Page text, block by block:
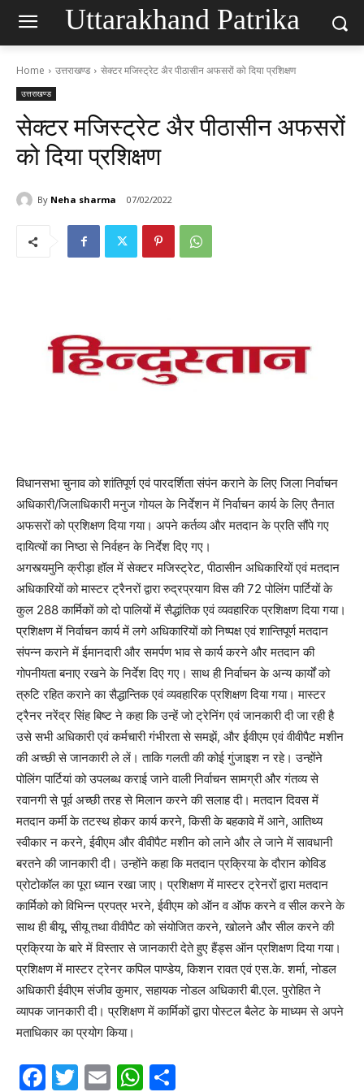
Uttarakhand Patrika
Home उत्तराखण्ड सेक्टर मजिस्ट्रेट अैर पीठासीन अफसरों को दिया प्रशिक्षण
उत्तराखण्ड
सेक्टर मजिस्ट्रेट अैर पीठासीन अफसरों
को दिया प्रशिक्षण
By Neha sharma 07/02/2022
विधानसभा चुनाव को शांतिपूर्ण एवं पारदर्शिता संपंन कराने के लिए जिला निर्वाचन
अधिकारी/जिलाधिकारी मनुज गोयल के निर्देशन में निर्वाचन कार्य के लिए तैनात
अफसरों को प्रशिक्षण दिया गया। अपने कर्तव्य और मतदान के प्रति सौंपे गए
दायित्यों का निष्ठा से निर्वहन के निर्देश दिए गए।
अगस्त्यमुनि क्रीड़ा हॉल में सेक्टर मजिस्ट्रेट, पीठासीन अधिकारियों एवं मतदान
अधिकारियों को मास्टर ट्रैनरों द्वारा रुद्रप्रयाग विस की 72 पोलिंग पार्टियों के
कुल 288 कार्मिकों को दो पालियों में सैद्धांतिक एवं व्यवहारिक प्रशिक्षण दिया गया।
प्रशिक्षण में निर्वाचन कार्य में लगे अधिकारियों को निष्पक्ष एवं शान्तिपूर्ण मतदान
संपन्न कराने में ईमानदारी और समर्पण भाव से कार्य करने और मतदान की
गोपनीयता बनाए रखने के निर्देश दिए गए। साथ ही निर्वाचन के अन्य कार्यों को
त्रुटि रहित कराने का सैद्धान्तिक एवं व्यवहारिक प्रशिक्षण दिया गया। मास्टर
ट्रैनर नरेंद्र सिंह बिष्ट ने कहा कि उन्हें जो ट्रेनिंग एवं जानकारी दी जा रही है
उसे सभी अधिकारी एवं कर्मचारी गंभीरता से समझें, और ईवीएम एवं वीवीपैट मशीन
की अच्छी से जानकारी ले लें। ताकि गलती की कोई गुंजाइश न रहे। उन्होंने
पोलिंग पार्टियां को उपलब्ध कराई जाने वाली निर्वाचन सामग्री और गंतव्य से
रवानगी से पूर्व अच्छी तरह से मिलान करने की सलाह दी। मतदान दिवस में
मतदान कर्मी के तटस्थ होकर कार्य करने, किसी के बहकावे में आने, आतिथ्य
स्वीकार न करने, ईवीएम और वीवीपैट मशीन को लाने और ले जाने में सावधानी
बरतने की जानकारी दी। उन्होंने कहा कि मतदान प्रक्रिया के दौरान कोविड
प्रोटोकॉल का पूरा ध्यान रखा जाए। प्रशिक्षण में मास्टर ट्रेनरों द्वारा मतदान
कार्मिको को विभिन्न प्रपत्र भरने, ईवीएम को ऑन व ऑफ करने व सील करने के
साथ ही बीयू, सीयू तथा वीवीपैट को संयोजित करने, खोलने और सील करने की
प्रक्रिया के बारे में विस्तार से जानकारी देते हुए हैंड्स ऑन प्रशिक्षण दिया गया।
प्रशिक्षण में मास्टर ट्रेनर कपिल पाण्डेय, किशन रावत एवं एस.के. शर्मा, नोडल
अधिकारी ईवीएम संजीव कुमार, सहायक नोडल अधिकारी बी.एल. पुरोहित ने
व्यापक जानकारी दी। प्रशिक्षण में कार्मिकों द्वारा पोस्टल बैलेट के माध्यम से अपने
मताधिकार का प्रयोग किया।
F
T
E
W